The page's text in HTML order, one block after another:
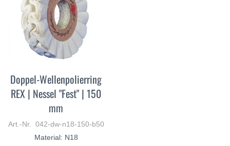
Doppel-Wellenpolierring
REX | Nessel "Fest" | 150
mm
Art.-Nr. 042-dw-n18-150-b50
Material: N18